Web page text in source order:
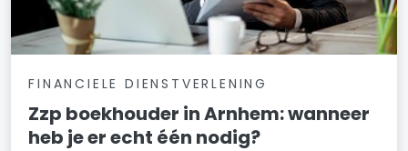
FINANCIELE DIENSTVERLENING
Zzp boekhouder in Arnhem: wanneer
heb je er echt één nodig?